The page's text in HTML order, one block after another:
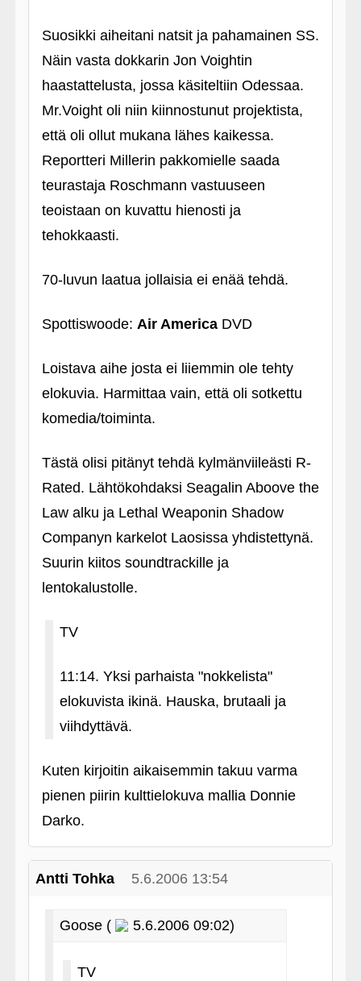
Suosikki aiheitani natsit ja pahamainen SS.
Näin vasta dokkarin Jon Voightin
haastattelusta, jossa käsiteltiin Odessaa.
Mr.Voight oli niin kiinnostunut projektista,
että oli ollut mukana lähes kaikessa.
Reportteri Millerin pakkomielle saada
teurastaja Roschmann vastuuseen
teoistaan on kuvattu hienosti ja
tehokkaasti.
70-luvun laatua jollaisia ei enää tehdä.
Spottiswoode: Air AmericaDVD
Loistava aihe josta ei liiemmin ole tehty
elokuvia. Harmittaa vain, että oli sotkettu
komedia/toiminta.
Tästä olisi pitänyt tehdä kylmänviileästi R-
Rated. Lähtökohdaksi Seagalin Aboove the
Law alku ja Lethal Weaponin Shadow
Companyn karkelot Laosissa yhdistettynä.
Suurin kiitos soundtrackille ja
lentokalustolle.
TV
11:14. Yksi parhaista "nokkelista"
elokuvista ikinä. Hauska, brutaali ja
viihdyttävä.
Kuten kirjoitin aikaisemmin takuu varma
pienen piirin kulttielokuva mallia Donnie
Darko.
Antti Tohka 5.6.2006 13:54
Goose ( 5.6.2006 09:02)
TV